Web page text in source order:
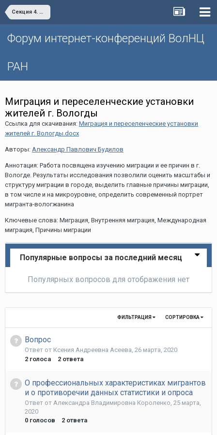
Секция 4. Решение демографических проблем как основа национального развития
Форум интернет-конференций ВолНЦ
РАН
Миграция и переселенческие установки
жителей г. Вологды
Ссылка для скачивания: Миграция и переселенческие установки
жителей г. Вологды.docx
Авторы: Александр Павлович Будилов
Аннотация: Работа посвящена изучению миграции и ее причин в г.
Вологде. Результаты исследования позволили оценить масштабы и
структуру миграции в городе, выделить главные причины миграции,
в том числе и на микроуровне, определить современный портрет
мигранта-вологжанина
Ключевые слова: Миграция, Внутренняя миграция, Международная
миграция, Причины миграции
Популярные вопросы за последний месяц
Популярных вопросов для отображения нет
СОРТИРОВКА
ФИЛЬТРАЦИЯ
Вопрос
Ответ от Ксения Андреевна Асеева, 26 марта, 2020
2 голоса 2 ответа
О профессиональных характеристиках мигрантов
и о противоречии данных статистики и опроса
Ответ от Александра Владимировна Короленко 25 марта,
2020
0 голосов 2 ответа